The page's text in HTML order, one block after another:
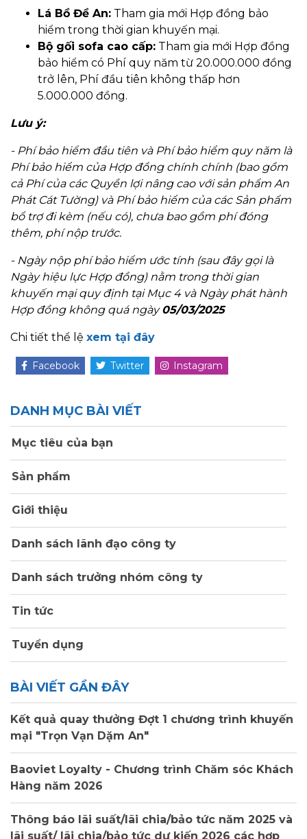
Lá Bồ Đề An: Tham gia mới Hợp đồng bảo
hiểm trong thời gian khuyến mại.
Bộ gối sofa cao cấp: Tham gia mới Hợp đồng
bảo hiểm có Phí quy năm từ 20.000.000 đồng
trở lên, Phí đầu tiên không thấp hơn
5.000.000 đồng.
Lưu ý:
- Phí bảo hiểm đầu tiên và Phí bảo hiểm quy năm là
Phí bảo hiểm của Hợp đồng chính chính (bao gồm
cả Phí của các Quyền lợi nâng cao với sản phẩm An
Phát Cát Tường) và Phí bảo hiểm của các Sản phẩm
bổ trợ đi kèm (nếu có), chưa bao gồm phí đóng
thêm, phí nộp trước.
- Ngày nộp phí bảo hiểm ước tính (sau đây gọi là
Ngày hiệu lực Hợp đồng) nằm trong thời gian
khuyến mại quy định tại Mục 4 và Ngày phát hành
Hợp đồng không quá ngày05/03/2025
Chi tiết thể lệ xem tại đây
Facebook Twitter Instagram
DANH MỤC BÀI VIẾT
Mục tiêu của bạn
Sản phẩm
Giới thiệu
Danh sách lãnh đạo công ty
Danh sách trưởng nhóm công ty
Tin tức
Tuyển dụng
BÀI VIẾT GẦN ĐÂY
Kết quả quay thưởng Đợt 1 chương trình khuyến
mại "Trọn Vạn Dặm An"
Baoviet Loyalty - Chương trình Chăm sóc Khách
Hàng năm 2026
Thông báo lãi suất/lãi chia/bảo tức năm 2025 và
lãi suất/ lãi chia/bảo tức dự kiến 2026 các hợp